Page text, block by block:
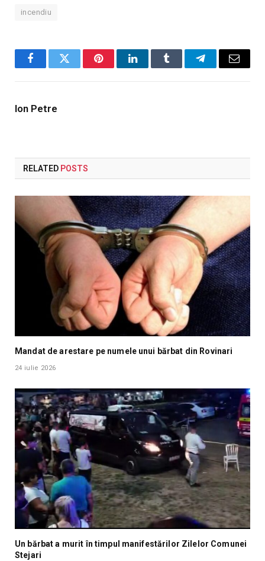
incendiu
FacebookTwitter PinterestLinkedInTumblr TelegramEmail
Ion Petre
RELATED POSTS
Mandat de arestare pe numele unui bărbat din Rovinari
24 iulie 2026
Un bărbat a murit în timpul manifestărilor Zilelor Comunei
Stejari